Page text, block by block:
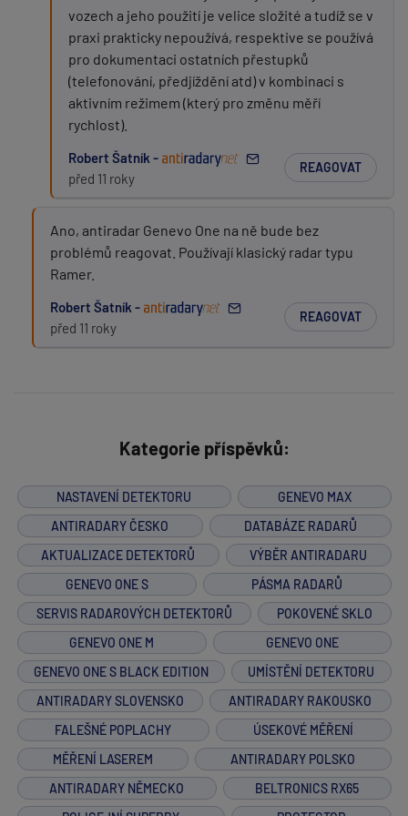
vozech a jeho použití je velice složité a tudíž se v
praxi prakticky nepoužívá, respektive se používá
pro dokumentaci ostatních přestupků
(telefonování, předjíždění atd) v kombinaci s
aktivním režimem (který pro změnu měří
rychlost).
Robert Šatník -
před 11 roky
REAGOVAT
Ano, antiradar Genevo One na ně bude bez
problémů reagovat. Používají klasický radar typu
Ramer.
Robert Šatník -
před 11 roky
REAGOVAT
Kategorie příspěvků:
NASTAVENÍ DETEKTORU
GENEVO MAX
ANTIRADARY ČESKO
DATABÁZE RADARŮ
AKTUALIZACE DETEKTORŮ
VÝBĚR ANTIRADARU
GENEVO ONE S
PÁSMA RADARŮ
SERVIS RADAROVÝCH DETEKTORŮ
POKOVENÉ SKLO
GENEVO ONE M
GENEVO ONE
GENEVO ONE S BLACK EDITION
UMÍSTĚNÍ DETEKTORU
ANTIRADARY SLOVENSKO
ANTIRADARY RAKOUSKO
FALEŠNÉ POPLACHY
ÚSEKOVÉ MĚŘENÍ
MĚŘENÍ LASEREM
ANTIRADARY POLSKO
ANTIRADARY NĚMECKO
BELTRONICS RX65